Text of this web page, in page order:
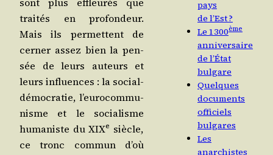
sont plus effleu­rés que
trai­tés en pro­fon­deur.
Mais ils per­mettent de
cer­ner assez bien la pen­
sée de leurs auteurs et
leurs influences : la social-
démo­cra­tie, l’eu­ro­com­mu­
nisme et le socia­lisme
huma­niste du XIXe siècle,
ce tronc com­mun d’où
pays
de l’Est ?
Le 1300ème
anniversaire
de l’État
bulgare
Quelques
documents
officiels
bulgares
Les
anarchistes